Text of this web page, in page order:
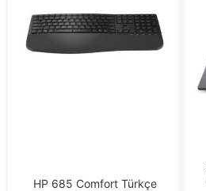
HP 685 Comfort Türkçe